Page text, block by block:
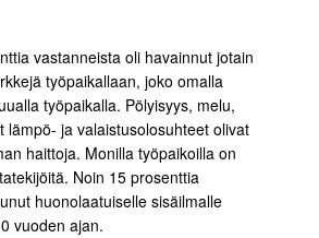
vastanneista oli havainnut jotain
työpaikallaan, joko omalla
työpaikalla. Pölyisyys, melu,
lämpö- ja valaistusolosuhteet olivat
haittoja. Monilla työpaikoilla on
Noin 15 prosenttia
huonolaatuiselle sisäilmalle
vuoden ajan.